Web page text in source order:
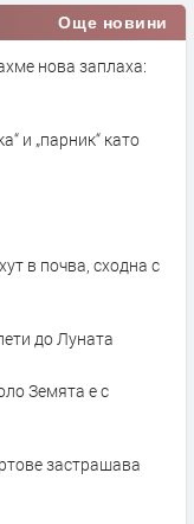
Още новини
нова заплаха:
и „парник“ като
в почва, сходна с
до Луната
Земята е с
застрашава